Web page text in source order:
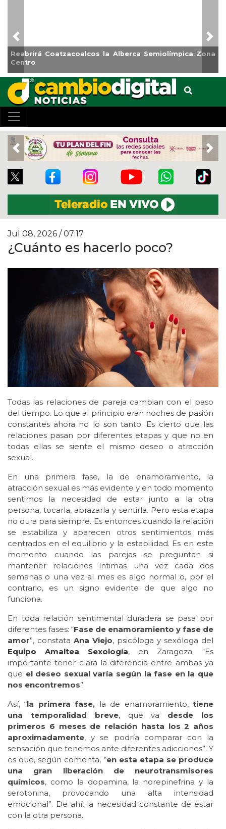
Reabrirá Coatzacoalcos la Alberca Semiolímpica Zona
Centro
Previous
Previous
Jul 08, 2026 / 07:17
¿Cuánto es hacerlo poco?
Todas las relaciones de pareja cambian con el paso
del tiempo. Lo que al principio eran noches de pasión
constantes ahora no lo son tanto. Es cierto que las
relaciones pasan por diferentes etapas y que no en
todas ellas se siente el mismo deseo o atracción
sexual.
En una primera fase, la de enamoramiento, la
atracción sexual es más evidente y en todo momento
sentimos la necesidad de estar junto a la otra
persona, tocarla, abrazarla y sentirla. Pero esta etapa
no dura para siempre. Es entonces cuando la relación
se estabiliza y aparecen otros sentimientos más
centrados en el equilibrio y la estabilidad. Es en este
momento cuando las parejas se preguntan si
mantener relaciones íntimas una vez cada dos
semanas o una vez al mes es algo normal o, por el
contrario, es un signo evidente de que algo no
funciona.
En toda relación sentimental duradera se pasa por
diferentes fases: “Fase de enamoramiento y fase de
amor”, constata Ana Viejo, psicóloga y sexóloga del
Equipo Amaltea Sexología, en Zaragoza. “Es
importante tener clara la diferencia entre ambas ya
que el deseo sexual varía según la fase en la que
nos encontremos”.
Así, “la primera fase, la de enamoramiento,tiene
una temporalidad breve, que va desde los
primeros 6 meses de relación hasta los 2 años
aproximadamente, y se podría comparar con la
sensación que tenemos ante diferentes adicciones”. Y
es que, según comenta, “en esta etapa se produce
una gran liberación de neurotransmisores
químicos, como la dopamina, la norepinefrina y la
serotonina, provocando una alta intensidad
emocional”. De ahí, la necesidad constante de estar
con la otra persona.